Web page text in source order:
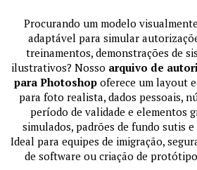
Procurando um modelo
adaptável para simular
treinamentos, demonstrações de
ilustrativos? Nosso arquivo de
para Photoshopoferece um layout
para foto realista, dados pessoais,
período de validade e elementos
simulados, padrões de fundo sutis
Ideal para equipes de imigração,
de software ou criação de